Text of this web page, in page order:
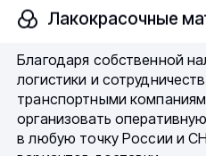
Лакокрасочные
компании
Благодаря собственной
логистики и
транспортными
организовать
в любую точку России и